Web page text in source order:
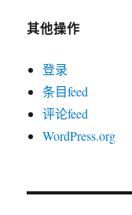
其他操作
登录
条目feed
评论feed
WordPress.org